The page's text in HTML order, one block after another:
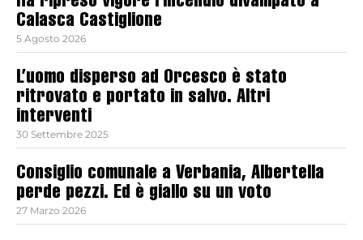
Calasca Castiglione
5 Agosto 2026
L’uomo disperso ad Orcesco è stato
ritrovato e portato in salvo. Altri
interventi
30 Settembre 2025
Consiglio comunale a Verbania, Albertella
perde pezzi. Ed è giallo su un voto
27 Marzo 2026